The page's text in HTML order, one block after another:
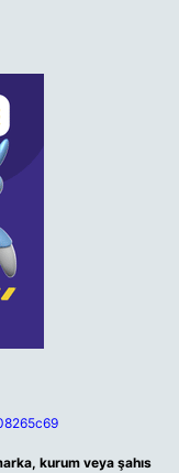
kurum veya şahıs